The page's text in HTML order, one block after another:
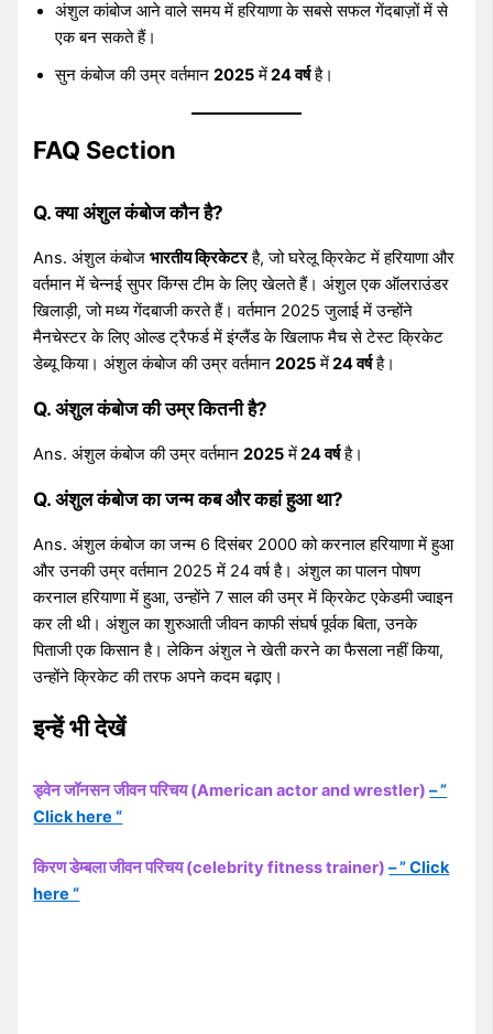
अंशुल कांबोज आने वाले समय में हरियाणा के सबसे सफल गेंदबाज़ों में से
एक बन सकते हैं।
सुन कंबोज की उम्र वर्तमान2025में24 वर्षहै।
FAQ Section
Q. क्या अंशुल कंबोज कौन है?
Ans. अंशुल कंबोजभारतीय क्रिकेटरहै, जो घरेलू क्रिकेट में हरियाणा और
वर्तमान में चेन्नई सुपर किंग्स टीम के लिए खेलते हैं। अंशुल एक ऑलराउंडर
खिलाड़ी, जो मध्य गेंदबाजी करते हैं। वर्तमान 2025 जुलाई में उन्होंने
मैनचेस्टर के लिए ओल्ड ट्रैफर्ड में इंग्लैंड के खिलाफ मैच से टेस्ट क्रिकेट
डेब्यू किया। अंशुल कंबोज की उम्र वर्तमान2025में24 वर्षहै।
Q. अंशुल कंबोज की उम्र कितनी है?
Ans. अंशुल कंबोज की उम्र वर्तमान2025में24 वर्षहै।
Q. अंशुल कंबोज का जन्म कब और कहां हुआ था?
Ans. अंशुल कंबोज का जन्म 6 दिसंबर 2000 को करनाल हरियाणा में हुआ
और उनकी उम्र वर्तमान 2025 में 24 वर्ष है। अंशुल का पालन पोषण
करनाल हरियाणा में हुआ, उन्होंने 7 साल की उम्र में क्रिकेट एकेडमी ज्वाइन
कर ली थी। अंशुल का शुरुआती जीवन काफी संघर्ष पूर्वक बिता, उनके
पिताजी एक किसान है। लेकिन अंशुल ने खेती करने का फैसला नहीं किया,
उन्होंने क्रिकेट की तरफ अपने कदम बढ़ाए।
इन्हें भी देखें
ड्वेन जॉनसन जीवन परिचय (American actor and wrestler)– ”
Click here “
किरण डेम्बला जीवन परिचय (celebrity fitness trainer)– ” Click
here “